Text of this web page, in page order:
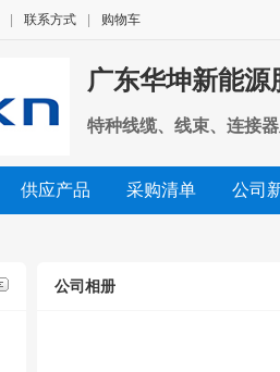
联系方式 购物车
广东华坤新能源
特种线缆、线束、连接
供应产品 采购清单 公司
公司相册